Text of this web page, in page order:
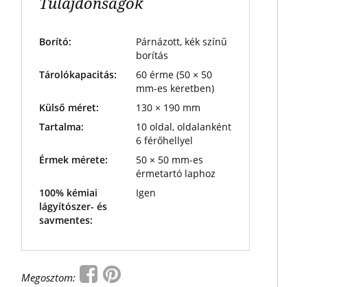
Borító:
Párnázott, kék színű
borítás
Tárolókapacitás:
60 érme (50 × 50
mm-es keretben)
Külső méret:
130 × 190 mm
Tartalma:
10 oldal, oldalanként
6 férőhellyel
Érmek mérete:
50 × 50 mm-es
érmetartó laphoz
100% kémiai
lágyítószer- és
savmentes:
Igen
Megosztom: